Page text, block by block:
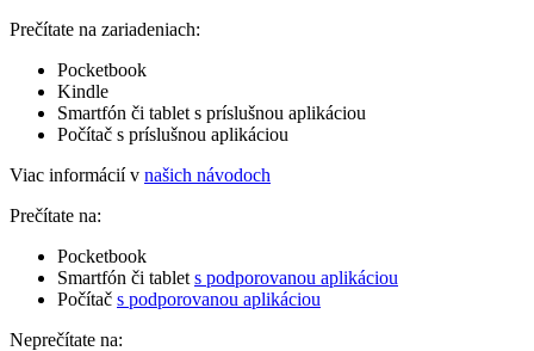
Prečítate na zariadeniach:
Pocketbook
Kindle
Smartfón či tablet s príslušnou aplikáciou
Počítač s príslušnou aplikáciou
Viac informácií v našich návodoch
Prečítate na:
Pocketbook
Smartfón či tablet s podporovanou aplikáciou
Počítač s podporovanou aplikáciou
Neprečítate na: